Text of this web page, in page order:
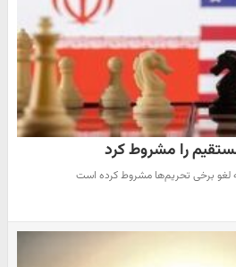
را مشروط کرد
لغو برخی تحریم‌ها مشروط کرده است